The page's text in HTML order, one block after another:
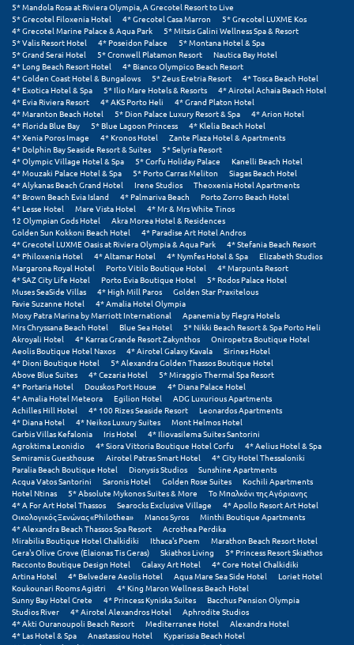
Παράλιο Άστρος
Πάργα
Παρνασσός
Πάρος
Πάτμος
Πάτρα
Παύλιανη
Πειραιάς
Πελοπόννησος
Πήλιο
Πιερία
Πλαταμώνας
Πλύτρα Λακωνίας
Πόρος
Πόρτο Χέλι
Πρέβεζα
Πύλος
Πύργος
Ρ
Ρέθυμνο
Ρίο
5* Mandola Rosa at Riviera Olympia, A Grecotel Resort to Live
5* Grecotel Filoxenia Hotel
4* Grecotel Casa Marron
5* Grecotel LUXME Kos
4* Grecotel Marine Palace & Aqua Park
5* Mitsis Galini Wellness Spa & Resort
5* Valis Resort Hotel
4* Poseidon Palace
5* Montana Hotel & Spa
5* Grand Serai Hotel
5* Cronwell Platamon Resort
Nautica Bay Hotel
4* Long Beach Resort Hotel
4* Bianco Olympico Beach Resort
4* Golden Coast Hotel & Bungalows
5* Zeus Eretria Resort
4* Tosca Beach Hotel
4* Exotica Hotel & Spa
5* Ilio Mare Hotels & Resorts
4* Airotel Achaia Beach Hotel
4* Evia Riviera Resort
4* AKS Porto Heli
4* Grand Platon Hotel
4* Maranton Beach Hotel
5* Dion Palace Luxury Resort & Spa
4* Arion Hotel
4* Florida Blue Bay
5* Blue Lagoon Princess
4* Klelia Beach Hotel
4* Xenia Poros Image
4* Kronos Hotel
Zante Plaza Hotel & Apartments
4* Dolphin Bay Seaside Resort & Suites
5* Selyria Resort
4* Olympic Village Hotel & Spa
5* Corfu Holiday Palace
Kanelli Beach Hotel
4* Mouzaki Palace Hotel & Spa
5* Porto Carras Meliton
Siagas Beach Hotel
4* Alykanas Beach Grand Hotel
Irene Studios
Theoxenia Hotel Apartments
4* Brown Beach Evia Island
4* Palmariva Beach
Porto Zorro Beach Hotel
4* Lesse Hotel
Mare Vista Hotel
4* Mr & Mrs White Tinos
12 Olympian Gods Hotel
Akra Morea Hotel & Residences
Golden Sun Kokkoni Beach Hotel
4* Paradise Art Hotel Andros
4* Grecotel LUXME Oasis at Riviera Olympia & Aqua Park
4* Stefania Beach Resort
4* Philoxenia Hotel
4* Altamar Hotel 4* Nymfes Hotel & Spa
Elizabeth Studios
Margarona Royal Hotel
Porto Vitilo Boutique Hotel
4* Marpunta Resort
4* SAZ City Life Hotel
Porto Evia Boutique Hotel
5* Rodos Palace Hotel
Muses SeaSide Villas
4* High Mill Paros
Golden Star Praxitelous
Favie Suzanne Hotel
4* Amalia Hotel Olympia
Moxy Patra Marina by Marriott International
Apanemia by Flegra Hotels
Mrs Chryssana Beach Hotel
Blue Sea Hotel
5* Nikki Beach Resort & Spa Porto Heli
Akroyali Hotel
4* Karras Grande Resort Zakynthos
Oniropetra Boutique Hotel
Aeolis Boutique Hotel Naxos
4* Airotel Galaxy Kavala
Sirines Hotel
4* Dioni Boutique Hotel
5* Alexandra Golden Thassos Boutique Hotel
Above Blue Suites
4* Cezaria Hotel
5* Miraggio Thermal Spa Resort
4* Portaria Hotel
Douskos Port House
4* Diana Palace Hotel
4* Amalia Hotel Meteora
Egilion Hotel
ADG Luxurious Apartments
Achilles Hill Hotel
4* 100 Rizes Seaside Resort
Leonardos Apartments
4* Diana Hotel
4* Neikos Luxury Suites
Mont Helmos Hotel
Garbis Villas Kefalonia
Iris Hotel
4* Iliovasilema Suites Santorini
Agroktima Leonidio
4* Siora Vittoria Boutique Hotel Corfu
4* Aelius Hotel & Spa
Semiramis Guesthouse
Airotel Patras Smart Hotel
4* City Hotel Thessaloniki
Paralia Beach Boutique Hotel
Dionysis Studios
Sunshine Apartments
Acqua Vatos Santorini
Saronis Hotel Golden Rose Suites
Kochili Apartments
Hotel Ntinas
5* Absolute Mykonos Suites & More
Το Μπαλκόνι της Αγόριανης
4* A For Art Hotel Thassos
Searocks Exclusive Village
4* Apollo Resort Art Hotel
Οικολογικός Ξενώνας «Philothea»
Manos Syros
Minthi Boutique Apartments
4* Alexandra Beach Thassos Spa Resort
Acrothea Perdika
Mirabilia Boutique Hotel Chalkidiki
Ithaca's Poem
Marathon Beach Resort Hotel
Gera's Olive Grove (Elaionas Tis Geras)
Skiathos Living
5* Princess Resort Skiathos
Racconto Boutique Design Hotel
Galaxy Art Hotel
4* Core Hotel Chalkidiki
Artina Hotel
4* Belvedere Aeolis Hotel Aqua Mare Sea Side Hotel
Loriet Hotel
Koukounari Rooms Agistri
4* King Maron Wellness Beach Hotel
Sunny Bay Hotel Crete
4* Princess Kyniska Suites
Bacchus Pension Olympia
Studios River
4* Airotel Alexandros Hotel
Aphrodite Studios
4* Akti Ouranoupoli Beach Resort
Mediterranee Hotel
Alexandra Hotel
4* Las Hotel & Spa
Anastassiou Hotel
Kyparissia Beach Hotel